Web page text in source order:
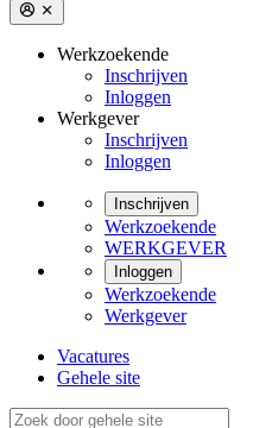
Werkzoekende
Inschrijven
Inloggen
Werkgever
Inschrijven
Inloggen
Inschrijven
Werkzoekende
WERKGEVER
Inloggen
Werkzoekende
Werkgever
Vacatures
Gehele site